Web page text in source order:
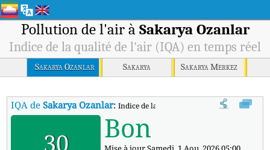
Pollution de l'air à Sakarya Ozanlar
Indice de la qualité de l'air (IQA) en temps réel
Sakarya Ozanlar Sakarya Sakarya Merkez
IQA deSakarya Ozanlar:Indice de la qualité de l'air (IQA) à Sakarya
30 Bon